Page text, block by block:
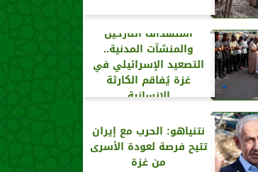
استهداف النازحين
والمنشآت المدنية..
التصعيد الإسرائيلي في
غزة يُفاقم الكارثة
الإنسانية
نتنياهو: الحرب مع إيران
تتيح فرصة لعودة الأسرى
من غزة